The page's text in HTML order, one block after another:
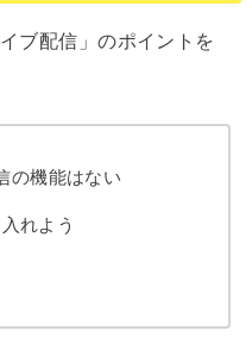
ブ配信」のポイントを
の機能はない
れよう